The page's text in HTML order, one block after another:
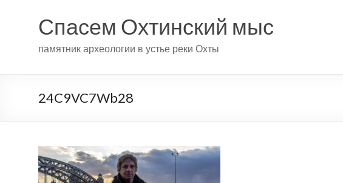
Спасем Охтинский мыс
памятник археологии в устье реки Охты
24C9VC7Wb28